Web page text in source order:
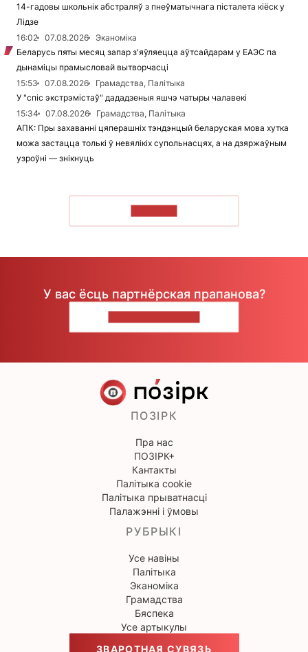
14-гадовы школьнік абстраляў з пнеўматычнага пісталета кіёск у
Лідзе
16:02
07.08.2026
Эканоміка
Беларусь пяты месяц запар з'яўляецца аўтсайдарам у ЕАЭС па
дынаміцы прамысловай вытворчасці
15:53
07.08.2026
Грамадства, Палітыка
У "спіс экстрэмістаў" дададзеныя яшчэ чатыры чалавекі
15:34
07.08.2026
Грамадства, Палітыка
АПК: Пры захаванні цяперашніх тэндэнцый беларуская мова хутка
можа застацца толькі ў невялікіх супольнасцях, а на дзяржаўным
узроўні — знікнуць
У вас ёсць партнёрская прапанова?
ПОЗІРК
Пра нас
ПОЗІРК+
Кантакты
Палітыка cookie
Палітыка прыватнасці
Палажэнні і ўмовы
РУБРЫКІ
Усе навіны
Палітыка
Эканоміка
Грамадства
Бяспека
Усе артыкулы
ЗВАРОТНАЯ СУВЯЗЬ